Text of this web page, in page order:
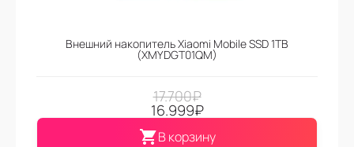
Внешний накопитель Xiaomi Mobile SSD 1TB
(XMYDGT01QM)
17.700₽
16.999₽
В корзину